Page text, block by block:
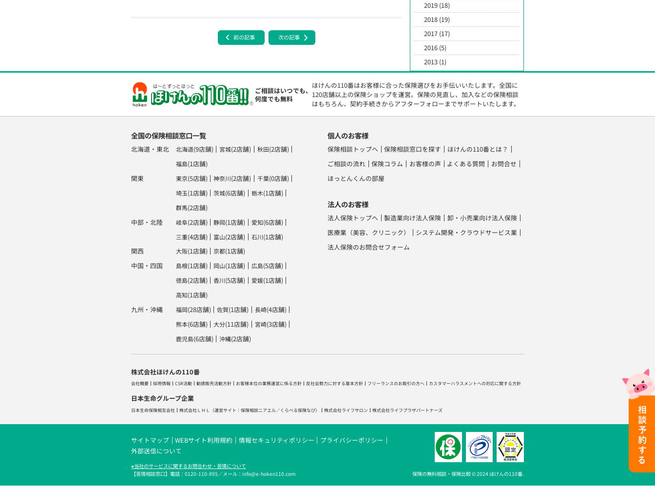
前の記事 次の記事
2019 (18)
2018 (19)
2017 (17)
2016 (5)
2013 (1)
ご相談はいつでも、
何度でも無料
ほけんの110番はお客様に合った保険選びをお手伝いいたします。全国に
120店舗以上の保険ショップを運営。保険の見直し、加入などの保険相談
はもちろん、契約手続きからアフターフォローまでサポートいたします。
全国の保険相談窓口一覧
北海道・東北 北海道(9店舗) 宮城(2店舗) 秋田(2店舗)
福島(1店舗)
関東
東京(5店舗) 神奈川(2店舗) 千葉(0店舗)
埼玉(1店舗) 茨城(6店舗) 栃木(1店舗)
群馬(2店舗)
中部・北陸
岐阜(2店舗) 静岡(1店舗) 愛知(6店舗)
三重(4店舗) 富山(2店舗) 石川(1店舗)
関西
大阪(1店舗) 京都(1店舗)
中国・四国
島根(1店舗) 岡山(1店舗) 広島(5店舗)
徳島(2店舗) 香川(5店舗) 愛媛(1店舗)
高知(1店舗)
九州・沖縄
福岡(28店舗) 佐賀(1店舗) 長崎(4店舗)
熊本(6店舗) 大分(11店舗) 宮崎(3店舗)
鹿児島(6店舗) 沖縄(2店舗)
個人のお客様
保険相談トップへ 保険相談窓口を探す
ほけんの110番とは？
ご相談の流れ
保険コラム お客様の声 よくある質問
お問合せ
ほっとんくんの部屋
法人のお客様
法人保険トップへ 製造業向け法人保険
卸・小売業向け法人保険
医療業（美容、クリニック）
システム開発・クラウドサービス業
法人保険のお問合せフォーム
株式会社ほけんの110番
会社概要 採用情報 CSR活動 勧誘販売活動方針 お客様本位の業務運営に係る方針 反社会勢力に対する基本方針 フリーランスのお取引の方へ カスタマーハラスメントへの対応に関する方針
日本生命グループ企業
日本生命保険相互会社 株式会社ＬＨＬ （運営サイト： 保険相談ニアエル／くらべる保険なび） 株式会社ライフサロン 株式会社ライフプラザパートナーズ
サイトマップ WEBサイト利用規約 情報セキュリティポリシー
プライバシーポリシー
外部送信について
●当社のサービスに関するお問合わせ・苦情について
【苦情相談窓口】電話：0120-110-895／メール：info@e-hoken110.com
保険の無料相談・保険比較 © 2024 ほけんの110番.